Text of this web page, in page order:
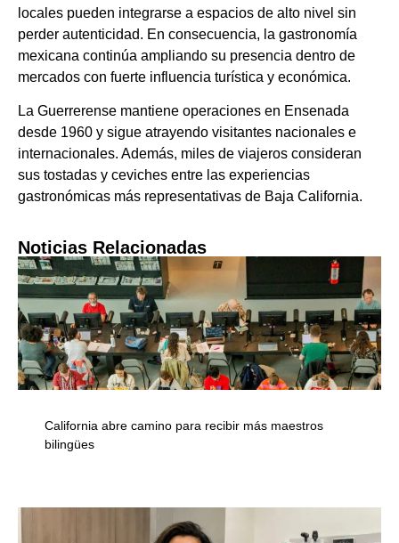
locales pueden integrarse a espacios de alto nivel sin
perder autenticidad. En consecuencia, la gastronomía
mexicana continúa ampliando su presencia dentro de
mercados con fuerte influencia turística y económica.
La Guerrerense mantiene operaciones en Ensenada
desde 1960 y sigue atrayendo visitantes nacionales e
internacionales. Además, miles de viajeros consideran
sus tostadas y ceviches entre las experiencias
gastronómicas más representativas de Baja California.
Noticias Relacionadas
California abre camino para recibir más maestros
bilingües